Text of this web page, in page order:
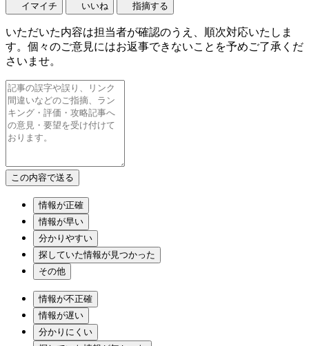
イマイチ いいね 指摘する
いただいた内容は担当者が確認のうえ、順次対応いたしま
す。個々のご意見にはお返事できないことを予めご了承くだ
さいませ。
情報が正確
情報が早い
分かりやすい
探していた情報が見つかった
その他
情報が不正確
情報が遅い
分かりにくい